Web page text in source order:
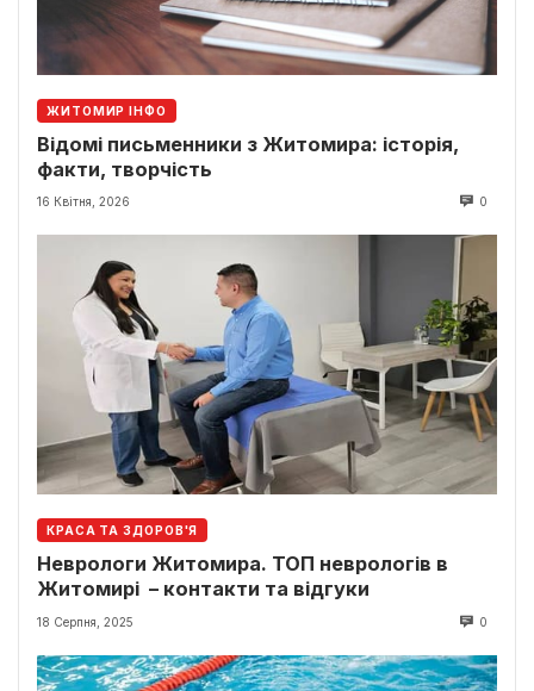
ЖИТОМИР ІНФО
Відомі письменники з Житомира: історія,
факти, творчість
16 Квітня, 2026 0
КРАСА ТА ЗДОРОВ'Я
Неврологи Житомира. ТОП неврологів в
Житомирі – контакти та відгуки
18 Серпня, 2025 0